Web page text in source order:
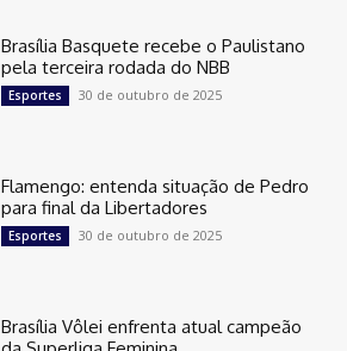
Brasília Basquete recebe o Paulistano
pela terceira rodada do NBB
Esportes 30 de outubro de 2025
Flamengo: entenda situação de Pedro
para final da Libertadores
Esportes 30 de outubro de 2025
Brasília Vôlei enfrenta atual campeão